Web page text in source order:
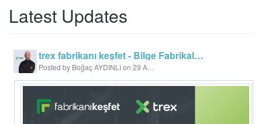
Latest Updates
trex fabrikanı keşfet - Bilge Fabrikalar Konuşuyor